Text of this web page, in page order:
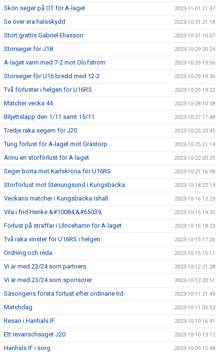
Skön seger på OT för A-laget 2023-11-01 21:47
Se över era halsskydd 2023-10-31 21:18
Stort grattis Gabriel Eliasson 2023-10-31 10:07
Storseger för J18 2023-10-29 20:24
A-laget vann med 7-2 mot Olofström 2023-10-29 19:56
Storseger för U16 bredd med 12-2 2023-10-29 19:36
Två förluster i helgen för U16RS 2023-10-29 19:22
Matcher vecka 44 2023-10-28 10:58
Biljettsläpp den 1/11 samt 15/11 2023-10-27 17:48
Tredje raka segern för J20 2023-10-25 23:45
Tung förlust för A-laget mot Grästorp 2023-10-25 21:14
Ännu en storförlust för A-laget 2023-10-22 20:25
Seger borta mot Karlskrona för U16RS 2023-10-21 16:08
Storförlust mot Stenungsund i Kungsbacka 2023-10-18 22:14
Veckans matcher i Kungsbacka Ishall 2023-10-16 12:29
Vila i frid Henke &#10084;&#65039; 2023-10-15 19:32
Förlust på straffar i Ulricehamn för A-laget 2023-10-15 18:23
Två raka vinster för U16RS i helgen 2023-10-15 17:26
Ordning och reda 2023-10-15 15:11
Vi är med 23/24 som partners 2023-10-12 21:28
Vi är med 23/24 som sponsorer 2023-10-12 20:51
Säsongens första förlust efter ordinarie tid 2023-10-11 21:49
Matchdag 2023-10-11 05:53
Resan i Hanhals IF 2023-10-10 16:41
Ett revanschsuget J20 2023-10-10 13:12
Hanhals IF i sorg 2023-10-09 15:48